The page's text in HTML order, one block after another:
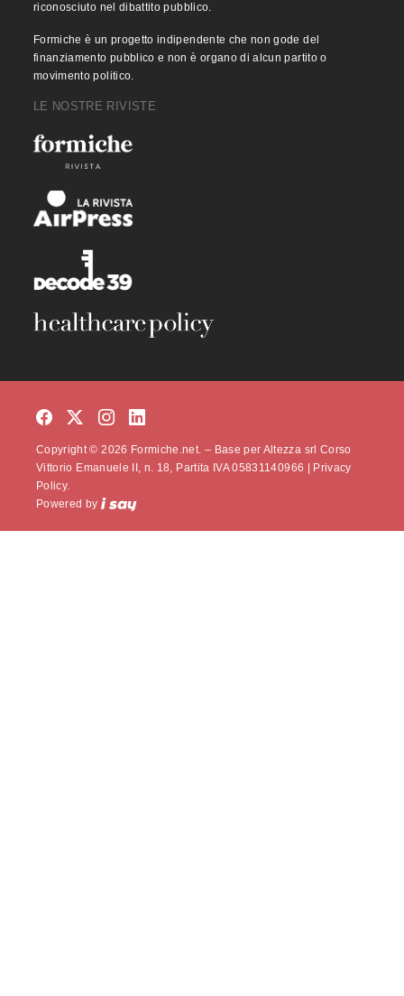
riconosciuto nel dibattito pubblico.
Formiche è un progetto indipendente che non gode del
finanziamento pubblico e non è organo di alcun partito o
movimento politico.
LE NOSTRE RIVISTE
Copyright © 2026 Formiche.net. – Base per Altezza srl Corso
Vittorio Emanuele II, n. 18, Partita IVA 05831140966 |
Privacy
Policy.
Powered by